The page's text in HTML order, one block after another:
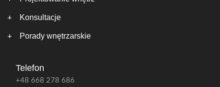
Konsultacje
Porady wnętrzarskie
Telefon
+48 668 278 686